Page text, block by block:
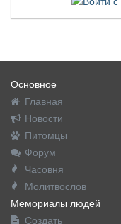
Основное
Главная
Новости
Питомцы
Форум
Часовня
Молитвослов
Мемориалы людей
Создать